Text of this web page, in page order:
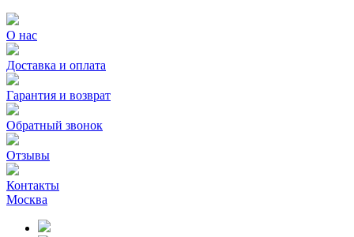
О нас
Доставка и оплата
Гарантия и возврат
Обратный звонок
Отзывы
Контакты
Москва